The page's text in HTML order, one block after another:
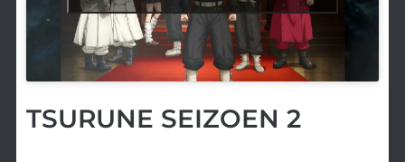
TSURUNE SEIZOEN 2